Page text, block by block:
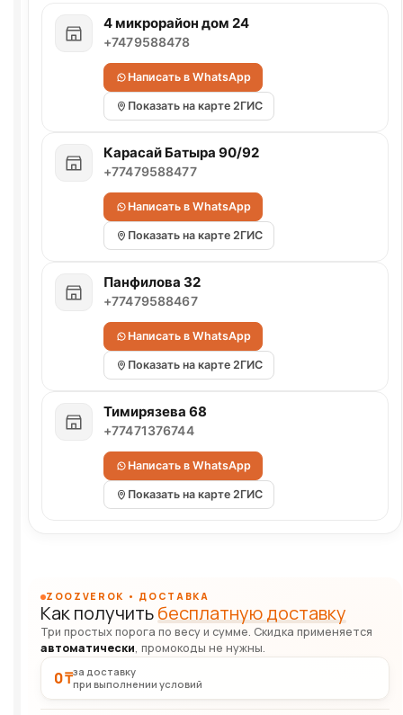
4 микрорайон дом 24
+7479588478
Написать в WhatsApp
Показать на карте 2ГИС
Карасай Батыра 90/92
+77479588477
Написать в WhatsApp
Показать на карте 2ГИС
Панфилова 32
+77479588467
Написать в WhatsApp
Показать на карте 2ГИС
Тимирязева 68
+77471376744
Написать в WhatsApp
Показать на карте 2ГИС
ZOOZVEROK • ДОСТАВКА
Как получитьбесплатную доставку
Три простых порога по весу и сумме. Скидка применяется
автоматически, промокоды не нужны.
0 ₸за доставку
при выполнении условий